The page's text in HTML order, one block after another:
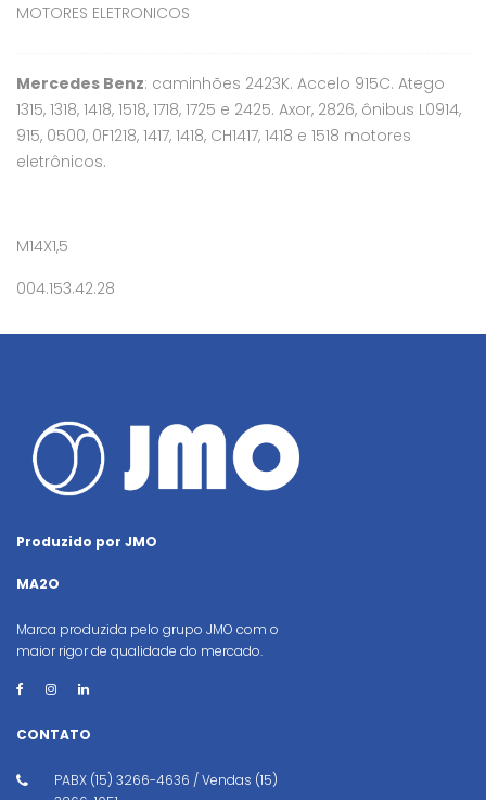
MOTORES ELETRONICOS
Mercedes Benz: caminhões 2423K. Accelo 915C. Atego
1315, 1318, 1418, 1518, 1718, 1725 e 2425. Axor, 2826, ônibus L0914,
915, 0500, 0F1218, 1417, 1418, CH1417, 1418 e 1518 motores
eletrônicos.
M14X1,5
004.153.42.28
Produzido por JMO
MA2O
Marca produzida pelo grupo JMO com o
maior rigor de qualidade do mercado.
CONTATO
PABX (15) 3266-4636 / Vendas (15)